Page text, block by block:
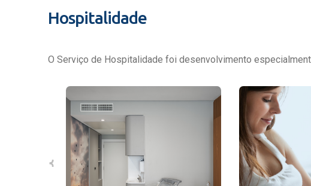
Hospitalidade
O Serviço de Hospitalidade foi desenvolvimento